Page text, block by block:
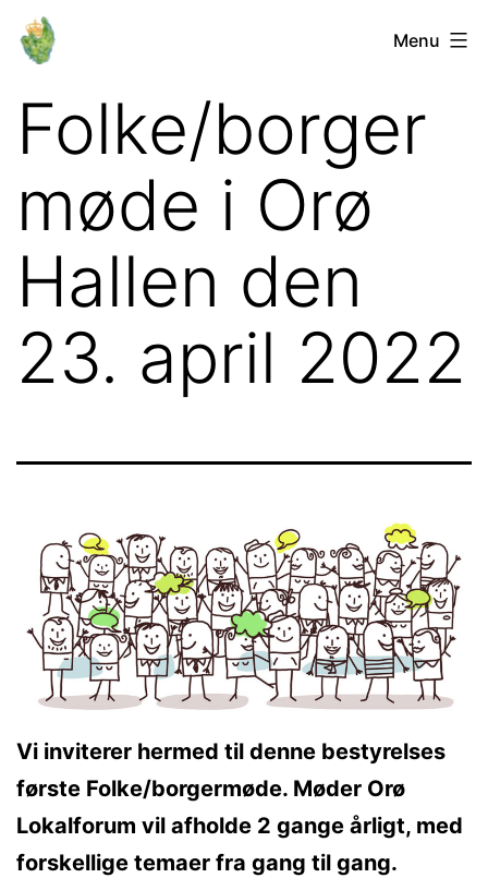
Fortsæt
Orø
Menu
Folke/borger
møde i Orø
Hallen den
23. april 2022
Vi inviterer hermed til denne bestyrelses
første Folke/borgermøde. Møder Orø
Lokalforum vil afholde 2 gange årligt, med
forskellige temaer fra gang til gang.